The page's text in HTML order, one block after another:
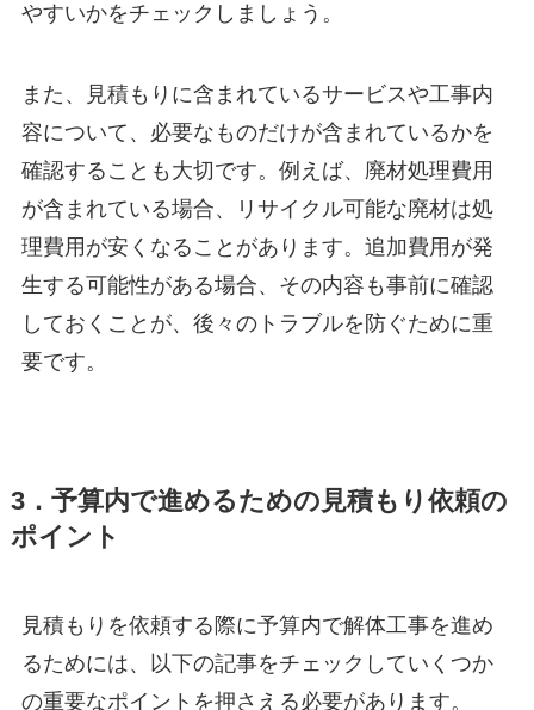
やすいかをチェックしましょう。
また、見積もりに含まれているサービスや工事内
容について、必要なものだけが含まれているかを
確認することも大切です。例えば、廃材処理費用
が含まれている場合、リサイクル可能な廃材は処
理費用が安くなることがあります。追加費用が発
生する可能性がある場合、その内容も事前に確認
しておくことが、後々のトラブルを防ぐために重
要です。
3．予算内で進めるための見積もり依頼の
ポイント
見積もりを依頼する際に予算内で解体工事を進め
るためには、以下の記事をチェックしていくつか
の重要なポイントを押さえる必要があります。